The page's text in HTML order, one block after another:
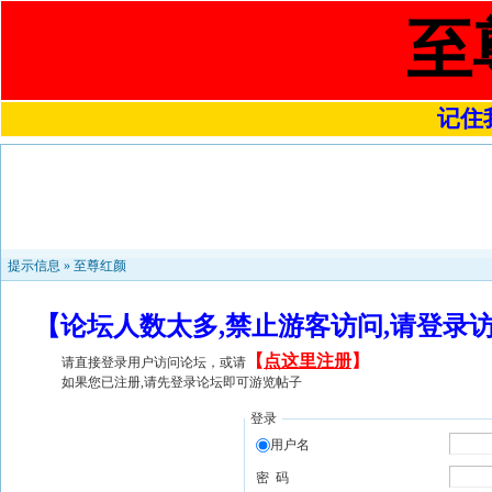
至
记住
提示信息 » 至尊红颜
【论坛人数太多,禁止游客访问,请登
请直接登录用户访问论坛，或请 【 点这里注册】
如果您已注册,请先登录论坛即可游览帖子
登录
用户名
密 码